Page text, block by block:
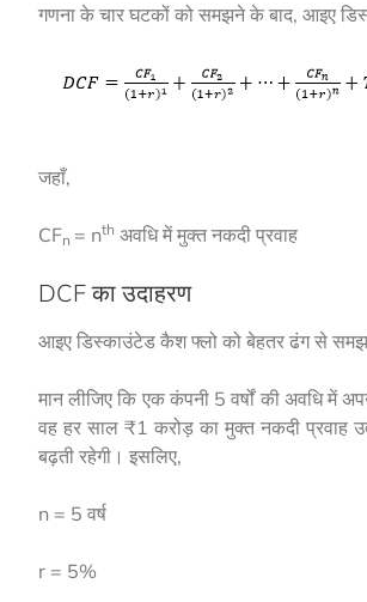
गणना के चार घटकों को समझने के बाद, आइए
जहाँ,
CFn = nth अवधि में मुक्त नकदी प्रवाह
DCF का उदाहरण
आइए डिस्काउंटेड कैश फ्लो को बेहतर ढंग से
मान लीजिए कि एक कंपनी 5 वर्षों की अवधि में
वह हर साल ₹1 करोड़ का मुक्त नकदी
बढ़ती रहेगी। इसलिए,
n = 5 वर्ष
r = 5%